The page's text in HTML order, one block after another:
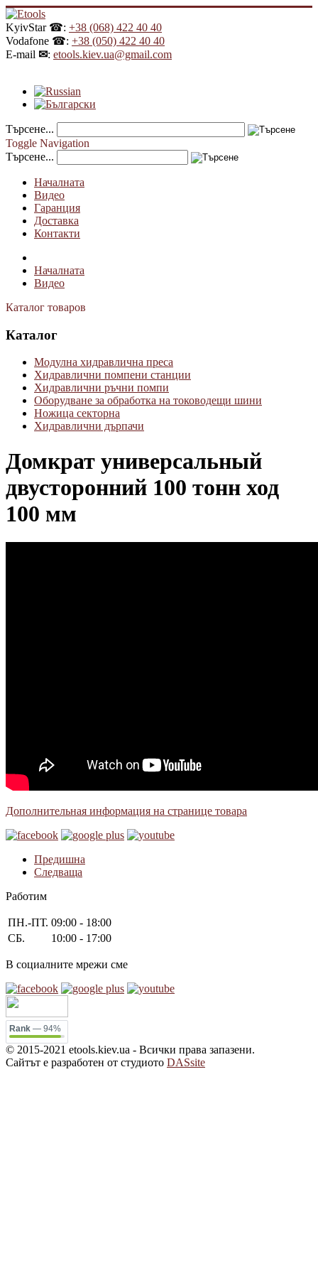
KyivStar ☎: +38 (068) 422 40 40
Vodafone ☎: +38 (050) 422 40 40
E-mail ✉: etools.kiev.ua@gmail.com
Търсене...
Toggle Navigation
Търсене...
Началната
Видео
Гаранция
Доставка
Контакти
Началната
Видео
Каталог товаров
Каталог
Модулна хидравлична преса
Хидравлични помпени станции
Хидравлични ръчни помпи
Оборудване за обработка на тоководещи шини
Ножица секторна
Хидравлични дърпачи
Домкрат универсальный
двусторонний 100 тонн ход
100 мм
Дополнительная информация на странице товара
Предишна
Следваща
Работим
ПН.-ПТ. 09:00 - 18:00
СБ.
10:00 - 17:00
В социалните мрежи сме
Rank — 94%
© 2015-2021 etools.kiev.ua - Всички права запазени.
Сайтът е разработен от студиото DASsite